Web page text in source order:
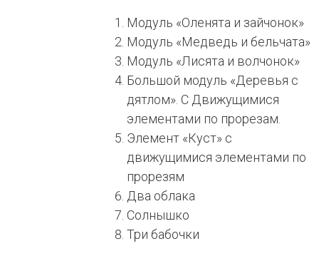
Модуль «Оленята и зайчонок»
Модуль «Медведь и бельчата»
Модуль «Лисята и волчонок»
Большой модуль «Деревья с
дятлом». С Движущимися
элементами по прорезам.
Элемент «Куст» с
движущимися элементами по
прорезям
Два облака
Солнышко
Три бабочки